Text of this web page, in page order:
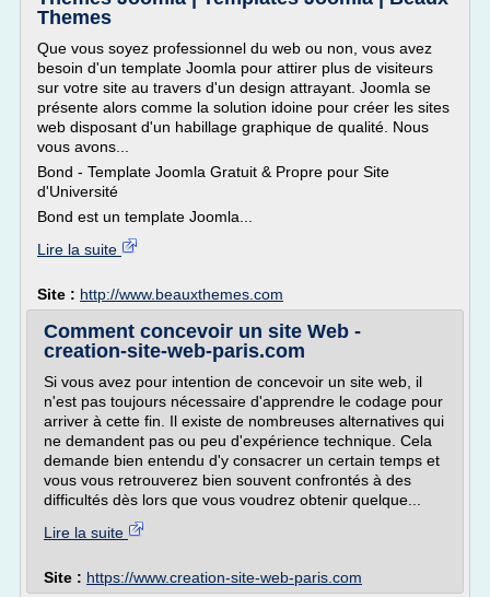
Themes
Que vous soyez professionnel du web ou non, vous avez
besoin d'un template Joomla pour attirer plus de visiteurs
sur votre site au travers d'un design attrayant. Joomla se
présente alors comme la solution idoine pour créer les sites
web disposant d'un habillage graphique de qualité. Nous
vous avons...
Bond - Template Joomla Gratuit & Propre pour Site
d'Université
Bond est un template Joomla...
Lire la suite
Site : http://www.beauxthemes.com
Comment concevoir un site Web -
creation-site-web-paris.com
Si vous avez pour intention de concevoir un site web, il
n'est pas toujours nécessaire d'apprendre le codage pour
arriver à cette fin. Il existe de nombreuses alternatives qui
ne demandent pas ou peu d'expérience technique. Cela
demande bien entendu d'y consacrer un certain temps et
vous vous retrouverez bien souvent confrontés à des
difficultés dès lors que vous voudrez obtenir quelque...
Lire la suite
Site : https://www.creation-site-web-paris.com